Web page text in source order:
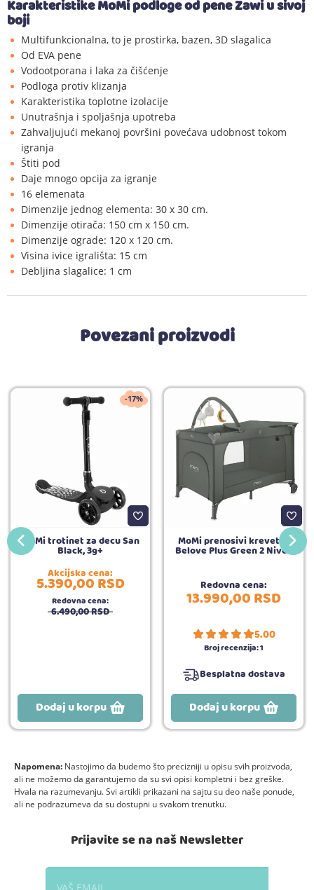
Karakteristike MoMi podloge od pene Zawi u sivoj
boji
Multifunkcionalna, to je prostirka, bazen, 3D slagalica
Od EVA pene
Vodootporana i laka za čišćenje
Podloga protiv klizanja
Karakteristika toplotne izolacije
Unutrašnja i spoljašnja upotreba
Zahvaljujući mekanoj površini povećava udobnost tokom
igranja
Štiti pod
Daje mnogo opcija za igranje
16 elemenata
Dimenzije jednog elementa: 30 x 30 cm.
Dimenzije otirača: 150 cm x 150 cm.
Dimenzije ograde: 120 x 120 cm.
Visina ivice igrališta: 15 cm
Debljina slagalice: 1 cm
Povezani proizvodi
-17%
MoMi trotinet za decu San
Black, 3g+
Akcijska cena:
5.390,00RSD
Redovna cena:
6.490,00RSD
Dodaj u korpu
MoMi prenosivi krevetac
Belove Plus Green 2 Nivoa
Redovna cena:
13.990,00RSD
5.00
Broj recenzija:1
Besplatna dostava
Dodaj u korpu
Napomena: Nastojimo da budemo što precizniji u opisu svih proizvoda,
ali ne možemo da garantujemo da su svi opisi kompletni i bez greške.
Hvala na razumevanju. Svi artikli prikazani na sajtu su deo naše ponude,
ali ne podrazumeva da su dostupni u svakom trenutku.
Prijavite se na naš Newsletter